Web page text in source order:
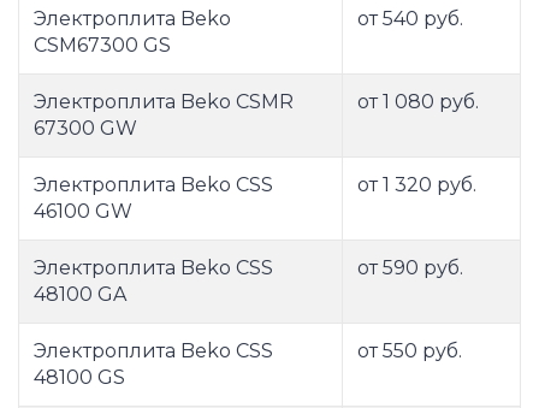
Электроплита Beko
CSM67300 GS
от 540 руб.
Электроплита Beko CSMR
67300 GW
от 1 080 руб.
Электроплита Beko CSS
46100 GW
от 1 320 руб.
Электроплита Beko CSS
48100 GA
от 590 руб.
Электроплита Beko CSS
48100 GS
от 550 руб.